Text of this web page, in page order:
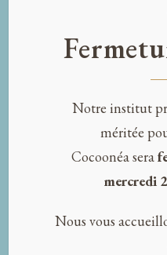
CONTACT
6 RUE DU DR.
44700 ORVAULT
ACCÈS PARKING
Notre institut
méritée
Cocoonéa sera
mercredi
Nous vous